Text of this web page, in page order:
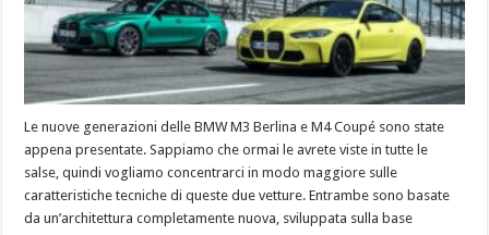
Le nuove generazioni delle BMW M3 Berlina e M4 Coupé sono state
appena presentate. Sappiamo che ormai le avrete viste in tutte le
salse, quindi vogliamo concentrarci in modo maggiore sulle
caratteristiche tecniche di queste due vetture. Entrambe sono basate
da un’architettura completamente nuova, sviluppata sulla base